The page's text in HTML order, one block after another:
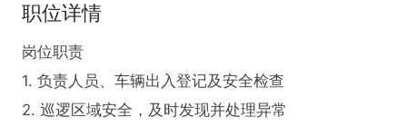
职位详情
岗位职责
1. 负责人员、车辆出入登记及安全检查
2. 巡逻区域安全，及时发现并处理异常